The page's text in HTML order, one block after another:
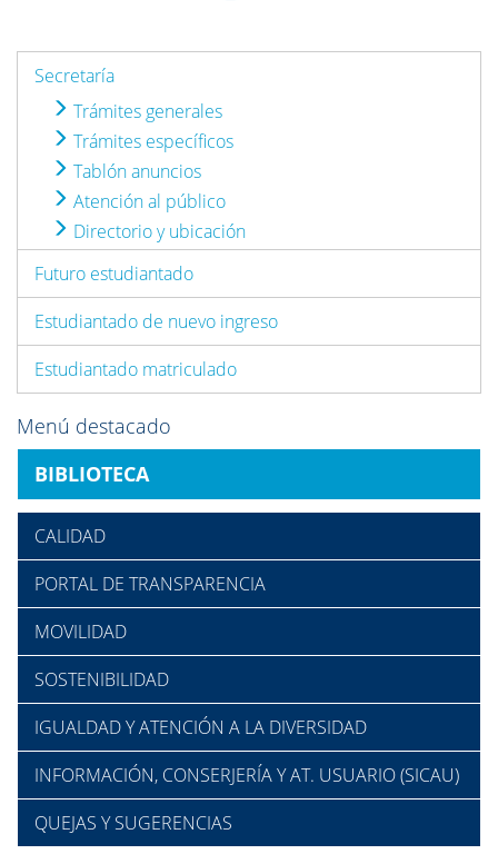
Secretaría
Trámites generales
Trámites específicos
Tablón anuncios
Atención al público
Directorio y ubicación
Futuro estudiantado
Estudiantado de nuevo ingreso
Estudiantado matriculado
Menú destacado
BIBLIOTECA
CALIDAD
PORTAL DE TRANSPARENCIA
MOVILIDAD
SOSTENIBILIDAD
IGUALDAD Y ATENCIÓN A LA DIVERSIDAD
INFORMACIÓN, CONSERJERÍA Y AT. USUARIO (SICAU)
QUEJAS Y SUGERENCIAS